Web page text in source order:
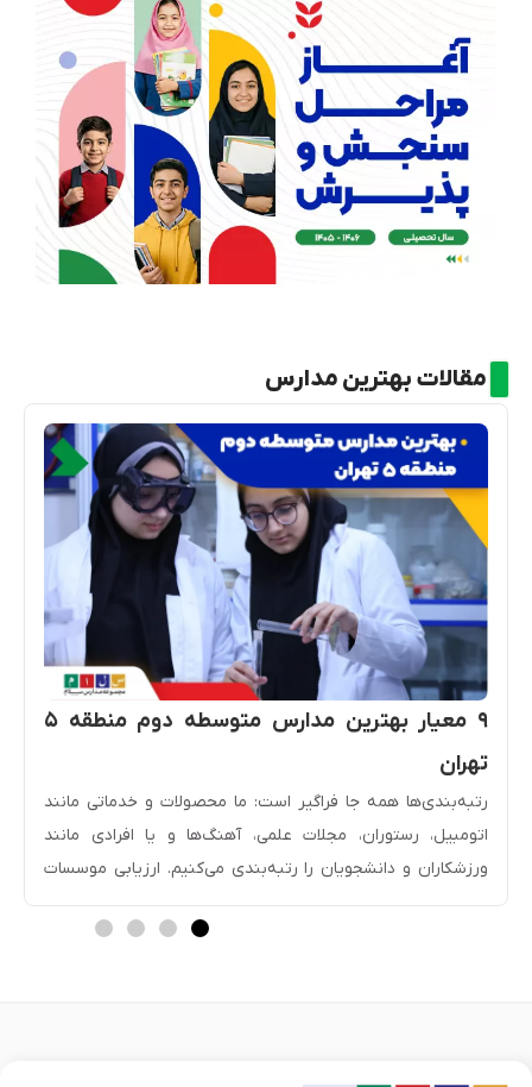
مقالات بهترین مدارس
۹ معیار بهترین مدارس متوسطه دوم منطقه ۵
تهران
رتبه­‌بندی‌ها همه جا فراگیر است: ما محصولات و خدماتی مانند
اتومبیل، رستوران، مجلات علمی، آهنگ‌ها و یا افرادی مانند
ورزشکاران و دانشجویان را رتبه­‌بندی می‌کنیم. ارزیابی موسسات
آموزشی و مدارس نیز از اهمیت ویژه‌ای برخوردار است زیرا در